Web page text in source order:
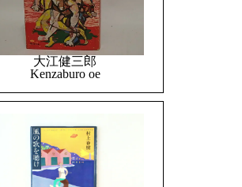
大江健三郎
Kenzaburo oe